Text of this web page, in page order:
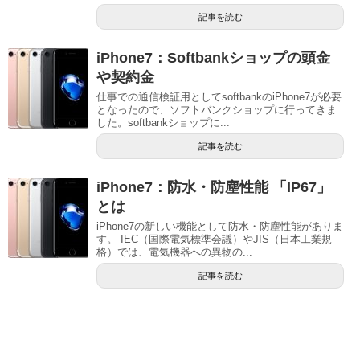
記事を読む
iPhone7：Softbankショップの頭金
や契約金
仕事での通信検証用としてsoftbankのiPhone7が必要
となったので、ソフトバンクショップに行ってきま
した。softbankショップに...
記事を読む
iPhone7：防水・防塵性能 「IP67」
とは
iPhone7の新しい機能として防水・防塵性能がありま
す。 IEC（国際電気標準会議）やJIS（日本工業規
格）では、電気機器への異物の...
記事を読む